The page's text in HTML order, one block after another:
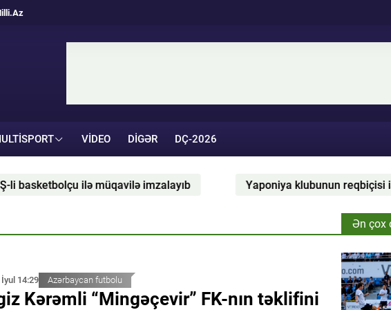
VIDEO DIGƏR DÇ-2026
Yaponiya klubunun reqbiçisi istivurmadan vəfat etdi
İyul 14:29 Azərbaycan futbolu
Kərəmli “Mingəçevir” FK-nın təklifini
Ən çox